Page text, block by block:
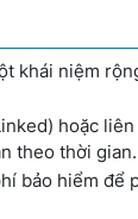
khái niệm
hoặc
theo thời gian.
bảo hiểm để